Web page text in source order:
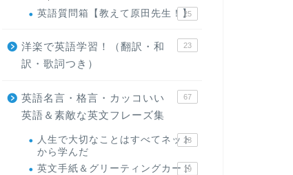
英語質問箱【教えて原田先生！】
25
洋楽で英語学習！（翻訳・和
訳・歌詞つき）
23
英語名言・格言・カッコいい
英語＆素敵な英文フレーズ集
67
人生で大切なことはすべてネット
から学んだ
23
英文手紙＆グリーティングカード
19